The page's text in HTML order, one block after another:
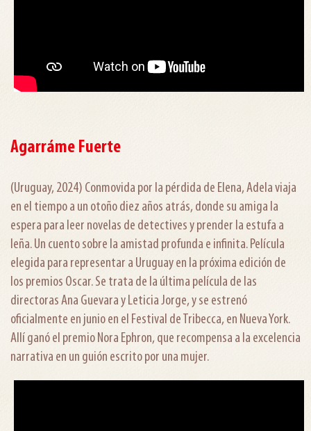
Agarráme Fuerte
(Uruguay, 2024) Conmovida por la pérdida de Elena, Adela viaja
en el tiempo a un otoño diez años atrás, donde su amiga la
espera para leer novelas de detectives y prender la estufa a
leña. Un cuento sobre la amistad profunda e infinita. Película
elegida para representar a Uruguay en la próxima edición de
los premios Oscar. Se trata de la última película de las
directoras Ana Guevara y Leticia Jorge, y se estrenó
oficialmente en junio en el Festival de Tribecca, en Nueva York.
Allí ganó el premio Nora Ephron, que recompensa a la excelencia
narrativa en un guión escrito por una mujer.